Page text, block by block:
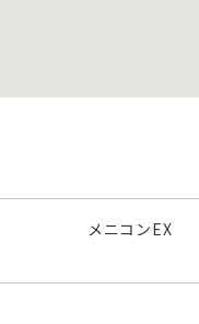
メニコンEX